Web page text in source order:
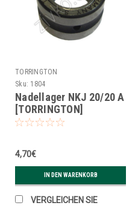
TORRINGTON
Sku: 1804
Nadellager NKJ 20/20 A
[TORRINGTON]
4,70€
IN DEN WARENKORB
VERGLEICHEN SIE